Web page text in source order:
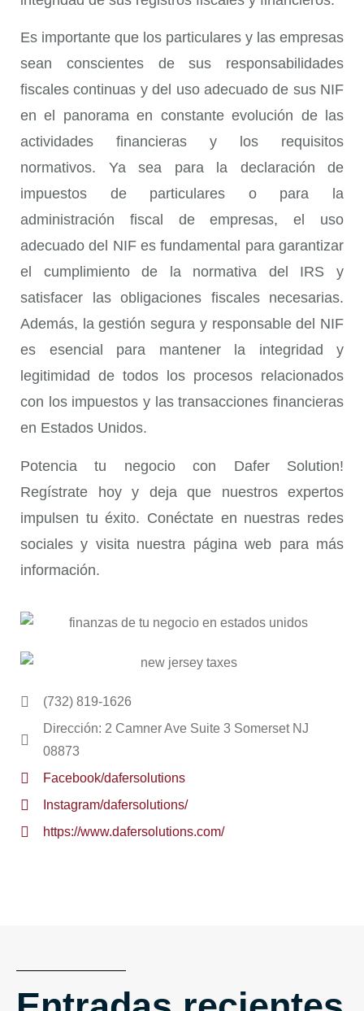
Es importante que los particulares y las empresas
sean conscientes de sus responsabilidades
fiscales continuas y del uso adecuado de sus NIF
en el panorama en constante evolución de las
actividades financieras y los requisitos
normativos. Ya sea para la declaración de
impuestos de particulares o para la
administración fiscal de empresas, el uso
adecuado del NIF es fundamental para garantizar
el cumplimiento de la normativa del IRS y
satisfacer las obligaciones fiscales necesarias.
Además, la gestión segura y responsable del NIF
es esencial para mantener la integridad y
legitimidad de todos los procesos relacionados
con los impuestos y las transacciones financieras
en Estados Unidos.
Potencia tu negocio con Dafer Solution!
Regístrate hoy y deja que nuestros expertos
impulsen tu éxito. Conéctate en nuestras redes
sociales y visita nuestra página web para más
información.
(732) 819-1626
Dirección: 2 Camner Ave Suite 3 Somerset NJ
08873
Facebook/dafersolutions
Instagram/dafersolutions/
https://www.dafersolutions.com/